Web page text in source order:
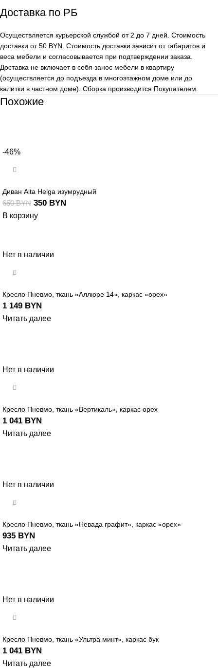
Доставка по РБ
Осуществляется курьерской службой от 2 до 7 дней. Стоимость
доставки от 50 BYN. Стоимость доставки зависит от габаритов и
веса мебели и согласовывается при подтверждении заказа.
Доставка не включает в себя занос мебели в квартиру
(осуществляется до подъезда в многоэтажном доме или до
калитки в частном доме). Сборка производится Покупателем.
Похожие
-46%
Диван Alta Helga изумрудный
650BYN 350 BYN
В корзину
Нет в наличии
Кресло Пневмо, ткань «Аллюре 14», каркас «орех»
1 149 BYN
Читать далее
Нет в наличии
Кресло Пневмо, ткань «Вертикаль», каркас орех
1 041 BYN
Читать далее
Нет в наличии
Кресло Пневмо, ткань «Невада графит», каркас «орех»
935 BYN
Читать далее
Нет в наличии
Кресло Пневмо, ткань «Ультра минт», каркас бук
1 041 BYN
Читать далее